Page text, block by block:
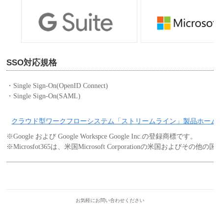
SSO対応規格
・Single Sign-On(OpenID Connect)
・Single Sign-On(SAML)
クラウド型ワークフローシステム「ストリームライン」製品ホーム
※Google および Google Workspce Google Inc.の登録商標です。
※Microsfot365は、米国Microsoft Corporationの米国およびその他の
お気軽にお問い合わせください